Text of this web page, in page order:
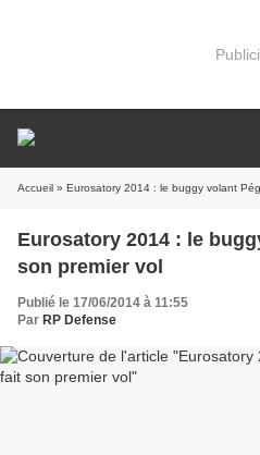
Accueil » Eurosatory 2014 : le buggy volant
Eurosatory 2014 : le
son premier vol
Publié le 17/06/2014 à 11:55
Par RP Defense